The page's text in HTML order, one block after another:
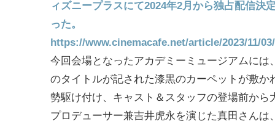
ィズニープラスにて2024年2月から独占配信決
った。
https://www.cinemacafe.net/article/2023/11/
今回会場となったアカデミーミュージアムに
のタイトルが記された漆黒のカーペットが敷
勢駆け付け、キャスト＆スタッフの登場前から
プロデューサー兼吉井虎永を演じた真田さん